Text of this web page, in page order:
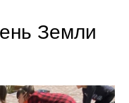
Земли